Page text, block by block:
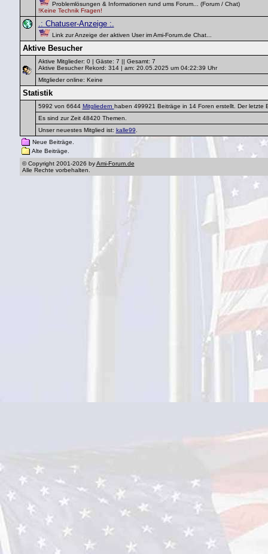
Problemlösungen & Informationen rund ums Forum... (Forum / Chat)
!Keine Technik Fragen!
.: Chatuser-Anzeige :.
Link zur Anzeige der aktiven User im Ami-Forum.de Chat...
Aktive Besucher
Aktive Mitglieder: 0 | Gäste: 7 || Gesamt: 7
Aktive Besucher Rekord: 314 | am: 20.05.2025 um 04:22:39 Uhr
Mitglieder online: Keine
Statistik
5992 von 6644 Mitgliedern haben 499921 Beiträge in 14 Foren erstellt. Der letzte
Es sind zur Zeit 48420 Themen.
Unser neuestes Mitglied ist: kalle99
Neue Beiträge.
Alte Beiträge.
© Copyright 2001-2026 byAmi-Forum.de
Alle Rechte vorbehalten.